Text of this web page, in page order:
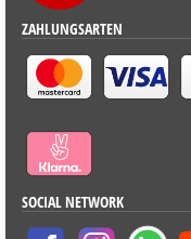
ZAHLUNGSARTEN
SOCIAL NETWORK